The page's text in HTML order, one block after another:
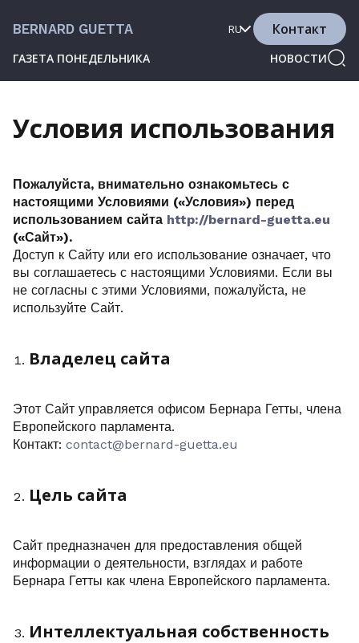
BERNARD GUETTA
ГАЗЕТА ПОНЕДЕЛЬНИКА НОВОСТИ
RU Контакт
Условия использования
Пожалуйста, внимательно ознакомьтесь с
настоящими Условиями («Условия») перед
использованием сайта http://bernard-guetta.eu
(«Сайт»).
Доступ к Сайту или его использование означает, что
вы соглашаетесь с настоящими Условиями. Если вы
не согласны с этими Условиями, пожалуйста, не
используйте Сайт.
Владелец сайта
Этот Сайт управляется офисом Бернара Гетты, члена
Европейского парламента.
Контакт: contact@bernard-guetta.eu
Цель сайта
Сайт предназначен для предоставления общей
информации о деятельности, взглядах и работе
Бернара Гетты как члена Европейского парламента.
Интеллектуальная собственность